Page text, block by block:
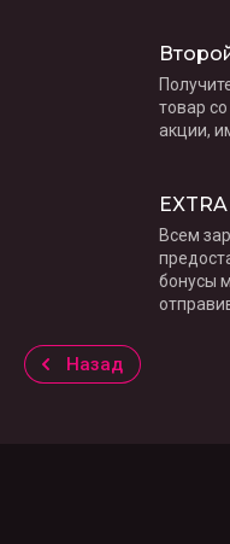
товар
акции,
Всем
бонусы
Назад